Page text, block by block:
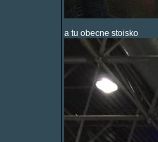
a tu obecne stoisko